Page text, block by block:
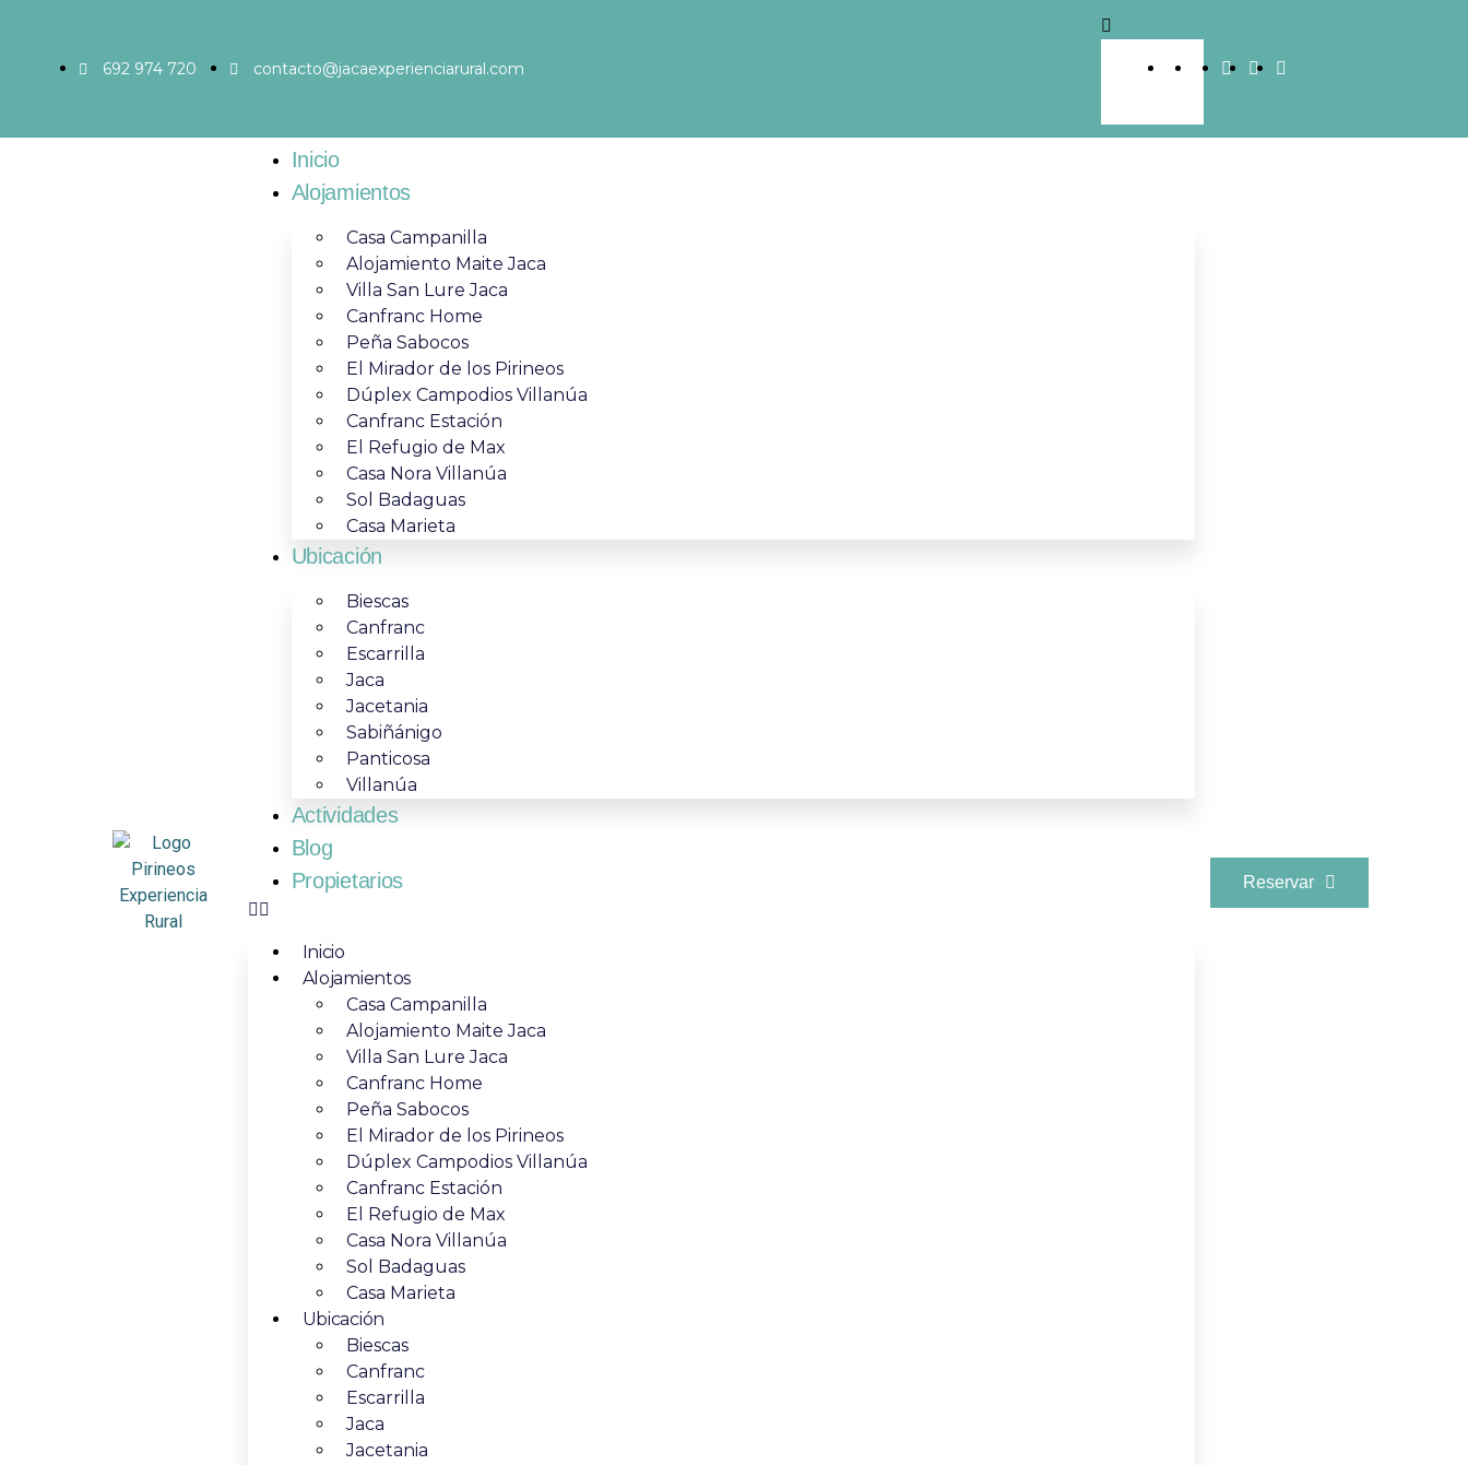
692 974 720 contacto@jacaexperienciarural.com
Inicio
Alojamientos
Casa Campanilla
Alojamiento Maite Jaca
Villa San Lure Jaca
Canfranc Home
Peña Sabocos
El Mirador de los Pirineos
Dúplex Campodios Villanúa
Canfranc Estación
El Refugio de Max
Casa Nora Villanúa
Sol Badaguas
Casa Marieta
Ubicación
Biescas
Canfranc
Escarrilla
Jaca
Jacetania
Sabiñánigo
Panticosa
Villanúa
Actividades
Blog
Propietarios
Inicio
Alojamientos
Casa Campanilla
Alojamiento Maite Jaca
Villa San Lure Jaca
Canfranc Home
Peña Sabocos
El Mirador de los Pirineos
Dúplex Campodios Villanúa
Canfranc Estación
El Refugio de Max
Casa Nora Villanúa
Sol Badaguas
Casa Marieta
Ubicación
Biescas
Canfranc
Escarrilla
Jaca
Jacetania
Reservar